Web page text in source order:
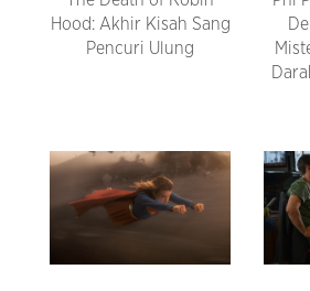
Hood: Akhir Kisah Sang
Pencuri Ulung